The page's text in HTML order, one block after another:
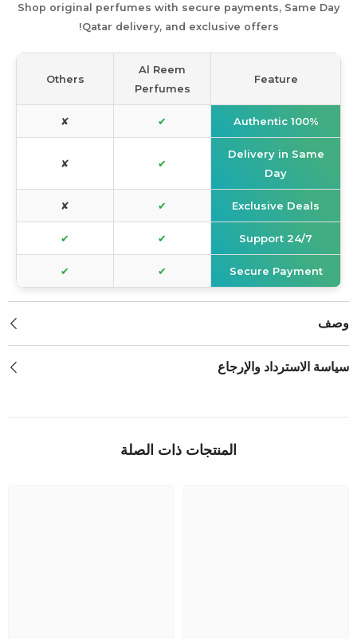
Shop original perfumes with secure payments, Same Day
Qatar delivery, and exclusive offers!
Feature
Al Reem
Perfumes
Others
100% Authentic
✔
✘
Delivery in Same
Day
✔
✘
Exclusive Deals
✔
✘
24/7 Support
✔
✔
Secure Payment
✔
✔
وصف
سياسة الاسترداد والإرجاع
المنتجات ذات الصلة